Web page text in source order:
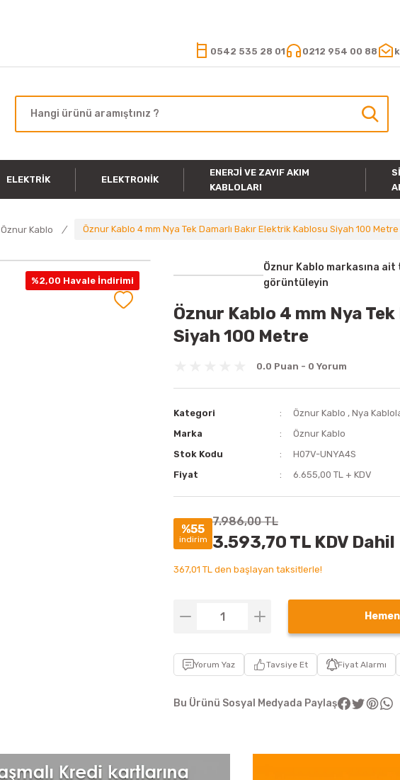
0542 535 28 01 0212 954 00 88
ELEKTRIK ELEKTRONIK
ENERJI VE ZAYIF AKIM
KABLOLARI
Öznur Kablo Öznur Kablo 4 mm Nya Tek Damarlı Bakır Elektrik Kablosu Siyah 100 Metre
%2,00 Havale İndirimi
Öznur Kablo markasına
görüntüleyin
Öznur Kablo 4 mm Nya
Siyah 100 Metre
0.0 Puan - 0 Yorum
Kategori Öznur Kablo ,Nya
Marka
Öznur Kablo
Stok Kodu
H07V-UNYA4S
Fiyat
6.655,00 TL + KDV
%55
indirim
7.986,00 TL
3.593,70 TL KDV Dahil
367,01 TL den başlayan taksitlerle!
Hemen
Yorum Yaz Tavsiye Et Fiyat Alarmı
Bu Ürünü Sosyal Medyada Paylaş